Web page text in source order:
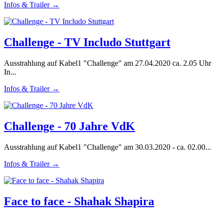
Infos & Trailer →
Challenge - TV Includo Stuttgart
Ausstrahlung auf Kabel1 "Challenge" am 27.04.2020 ca. 2.05 Uhr
In...
Infos & Trailer →
Challenge - 70 Jahre VdK
Ausstrahlung auf Kabel1 "Challenge" am 30.03.2020 - ca. 02.00...
Infos & Trailer →
Face to face - Shahak Shapira